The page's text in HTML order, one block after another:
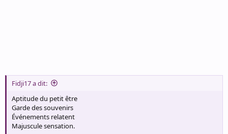
Fidji17 a dit:
Aptitude du petit être
Garde des souvenirs
Événements relatent
Majuscule sensation.